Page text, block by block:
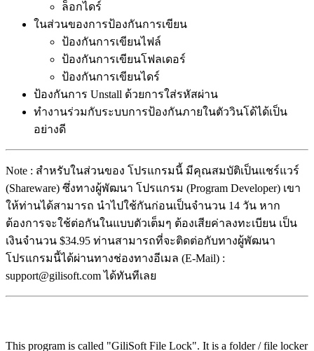
ล็อกไดร์
ในส่วนของการป้องกันการเขียน
ป้องกันการเขียนไฟล์
ป้องกันการเขียนโฟลเดอร์
ป้องกันการเขียนไดร์
ป้องกันการ Unstall ด้วยการใส่รหัสผ่าน
ทำงานร่วมกับระบบการป้องกันภายในตัววินโด้ได้เป็น
อย่างดี
Note : สำหรับในส่วนของ โปรแกรมนี้ มีคุณสมบัติเป็นแชร์แวร์
(Shareware) ซึ่งทางผู้พัฒนา โปรแกรม (Program Developer) เขา
ให้ท่านได้สามารถ นำไปใช้กันก่อนเป็นจำนวน 14 วัน หาก
ต้องการจะใช้ต่อกันในแบบตัวเต็มๆ ต้องเสียค่าลงทะเบียน เป็น
เงินจำนวน $34.95 ท่านสามารถที่จะติดต่อกับทางผู้พัฒนา
โปรแกรมนี้ได้ผ่านทางช่องทางอีเมล (E-Mail) :
support@gilisoft.com ได้ทันทีเลย
This program is called "GiliSoft File Lock". It is a folder / file locker